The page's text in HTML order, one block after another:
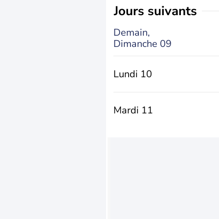
jours suivants
Demain,
Dimanche 09
Lundi 10
Mardi 11